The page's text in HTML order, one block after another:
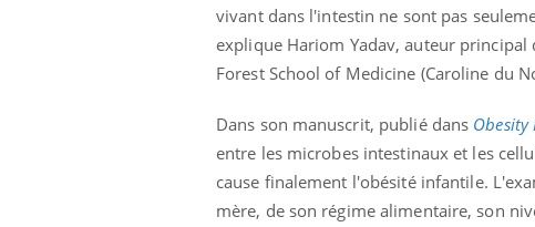
vivant dans l'intestin ne sont pas
explique Hariom Yadav, auteur principal
Forest School of Medicine (Caroline du
Dans son manuscrit, publié dans Obesity
entre les microbes intestinaux et les
cause finalement l'obésité infantile.
mère, de son régime alimentaire, son